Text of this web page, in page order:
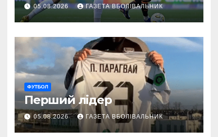
05.08.2026 ГАЗЕТА ВБОЛІВАЛЬНИК
ФУТБОЛ
Перший лідер
05.08.2026 ГАЗЕТА ВБОЛІВАЛЬНИК